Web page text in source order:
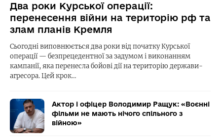
Два роки Курської операції:
перенесення війни на територію рф та
злам планів Кремля
Сьогодні виповнюється два роки від початку Курської
операції — безпрецедентної за задумом і виконанням
кампанії, яка перенесла бойові дії на територію держави-
агресора. Цей крок…
Актор і офіцер Володимир Ращук: «Воєнні
фільми не мають нічого спільного з
війною»